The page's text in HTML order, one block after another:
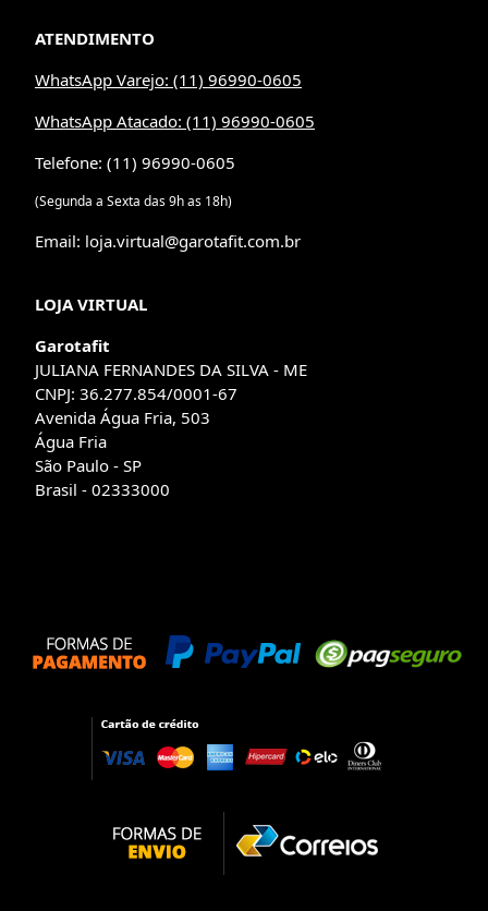
ATENDIMENTO
WhatsApp Varejo: (11) 96990-0605
WhatsApp Atacado: (11) 96990-0605
Telefone: (11) 96990-0605
(Segunda a Sexta das 9h as 18h)
Email: loja.virtual@garotafit.com.br
LOJA VIRTUAL
Garotafit
JULIANA FERNANDES DA SILVA - ME
CNPJ: 36.277.854/0001-67
Avenida Água Fria, 503
Água Fria
São Paulo - SP
Brasil - 02333000